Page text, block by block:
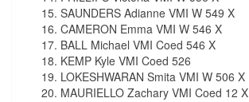
SAUNDERS Adianne VMI W 549 X
CAMERON Emma VMI W 546 X
BALL Michael VMI Coed 546 X
KEMP Kyle VMI Coed 526
LOKESHWARAN Smita VMI W 506 X
MAURIELLO Zachary VMI Coed 12 X